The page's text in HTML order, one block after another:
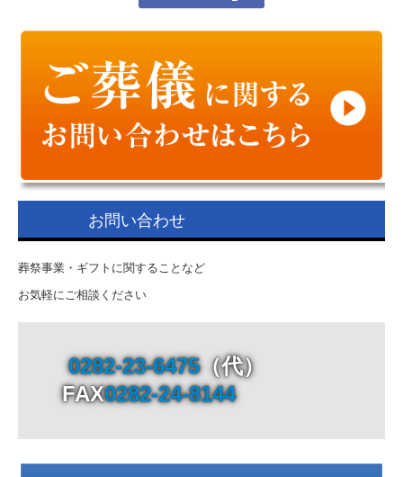
2025/04/15 日帰り芦野温泉ツアー
2025/04/21 第1回栃木奥様モニター会議
2025/04/27 終活フェア（佐野）
2025/07/27 人形供養祭（やまがわホール）
2025/09/18 仏壇サロン秋彼岸セール
2025/11/25 なす南遺品供養祭
お問い合わせ
葬祭事業・ギフトに関することなど
お気軽にご相談ください
0282-23-6475（代）
FAX0282-24-8144